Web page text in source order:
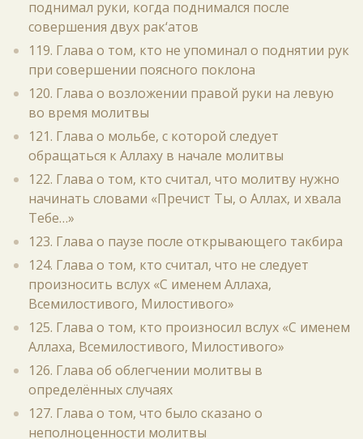
поднимал руки, когда поднимался после
совершения двух рак‘атов
119. Глава о том, кто не упоминал о поднятии рук
при совершении поясного поклона
120. Глава о возложении правой руки на левую
во время молитвы
121. Глава о мольбе, с которой следует
обращаться к Аллаху в начале молитвы
122. Глава о том, кто считал, что молитву нужно
начинать словами «Пречист Ты, о Аллах, и хвала
Тебе…»
123. Глава о паузе после открывающего такбира
124. Глава о том, кто считал, что не следует
произносить вслух «С именем Аллаха,
Всемилостивого, Милостивого»
125. Глава о том, кто произносил вслух «С именем
Аллаха, Всемилостивого, Милостивого»
126. Глава об облегчении молитвы в
определённых случаях
127. Глава о том, что было сказано о
неполноценности молитвы